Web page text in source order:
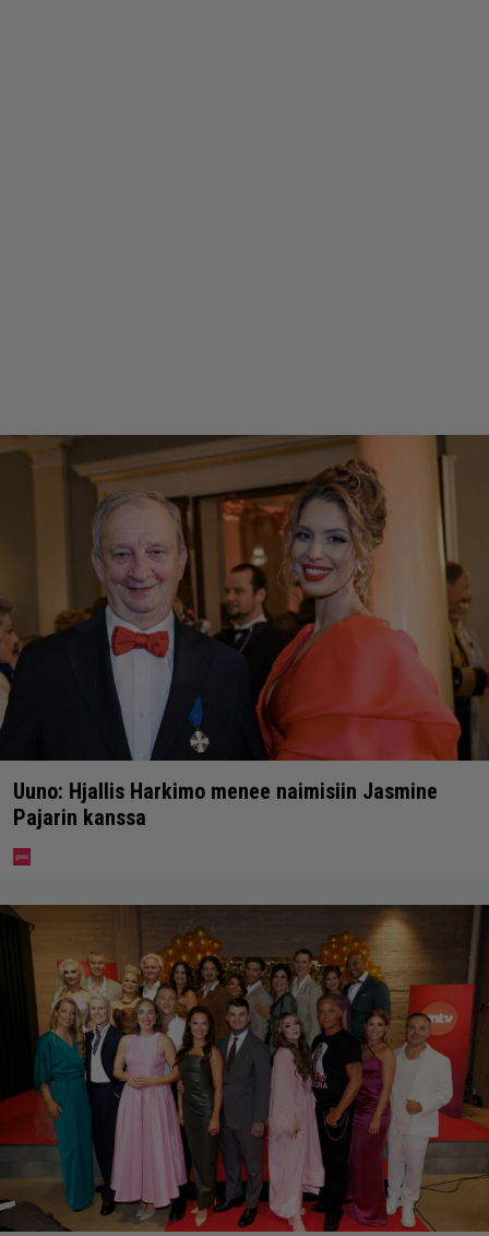
Uuno: Hjallis Harkimo menee naimisiin Jasmine
Pajarin kanssa